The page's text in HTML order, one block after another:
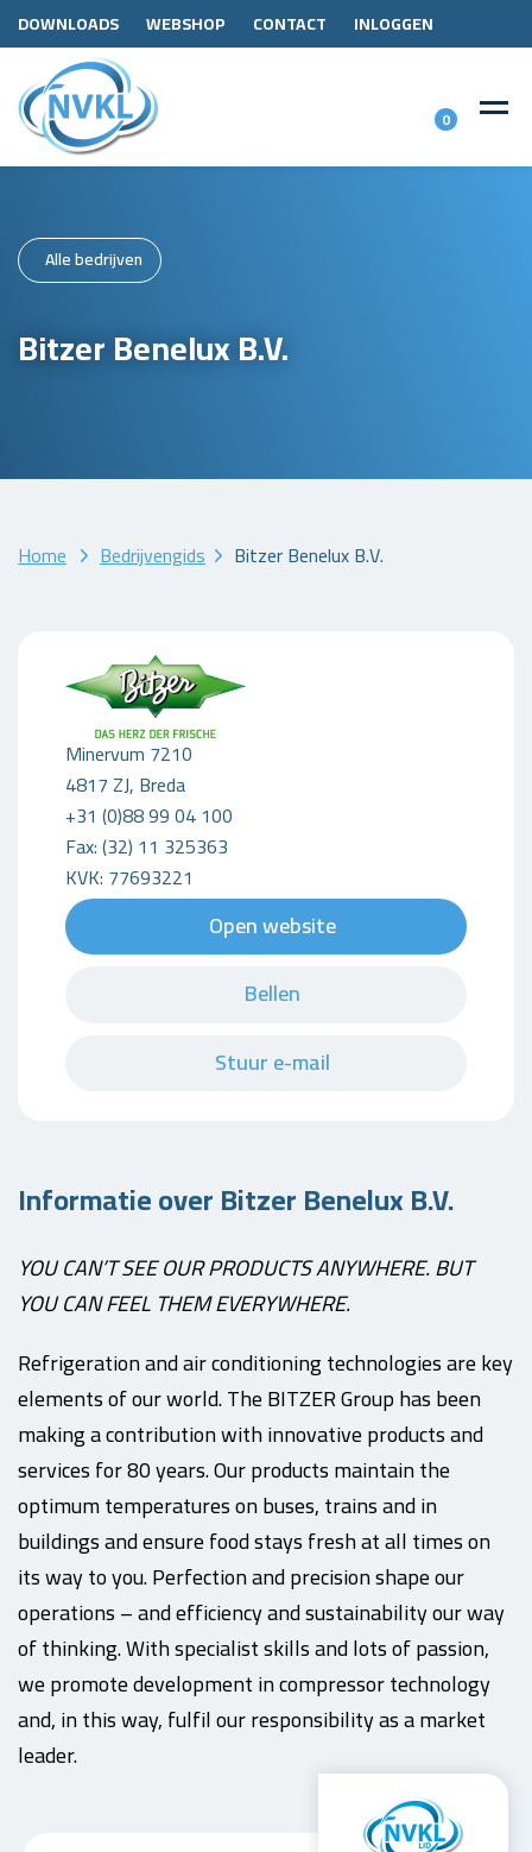
DOWNLOADS WEBSHOP CONTACT INLOGGEN
0
Alle bedrijven
Bitzer Benelux B.V.
Home Bedrijvengids Bitzer Benelux B.V.
Minervum 7210
4817 ZJ, Breda
+31 (0)88 99 04 100
Fax: (32) 11 325363
KVK: 77693221
Open website
Bellen
Stuur e-mail
Informatie over Bitzer Benelux B.V.
YOU CAN’T SEE OUR PRODUCTS ANYWHERE. BUT
YOU CAN FEEL THEM EVERYWHERE.
Refrigeration and air conditioning technologies are key
elements of our world. The BITZER Group has been
making a contribution with innovative products and
services for 80 years. Our products maintain the
optimum temperatures on buses, trains and in
buildings and ensure food stays fresh at all times on
its way to you. Perfection and precision shape our
operations – and efficiency and sustainability our way
of thinking. With specialist skills and lots of passion,
we promote development in compressor technology
and, in this way, fulfil our responsibility as a market
leader.